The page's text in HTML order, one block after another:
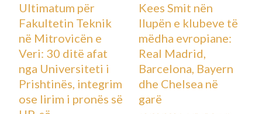
Ultimatum për
Fakultetin Teknik
në Mitrovicën e
Veri: 30 ditë afat
nga Universiteti i
Prishtinës, integrim
ose lirim i pronës së
Kees Smit nën
llupën e klubeve të
mëdha evropiane:
Real Madrid,
Barcelona, Bayern
dhe Chelsea në
garë